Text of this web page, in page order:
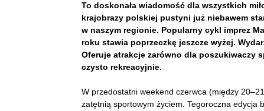
To doskonała wiadomość dla wszystkich
krajobrazy polskiej pustyni już niebawem
w naszym regionie. Popularny cykl imprez
roku stawia poprzeczkę jeszcze wyżej.
Oferuje atrakcje zarówno dla poszukiwaczy
czysto rekreacyjnie.
W przedostatni weekend czerwca (między
zatętnią sportowym życiem. Tegoroczna edycja